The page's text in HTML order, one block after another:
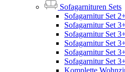
Sofagarnituren Sets
Sofagarnitur Set
Sofagarnitur Set
Sofagarnitur Set
Sofagarnitur Set
Sofagarnitur Set
Sofagarnitur Set
Komplette